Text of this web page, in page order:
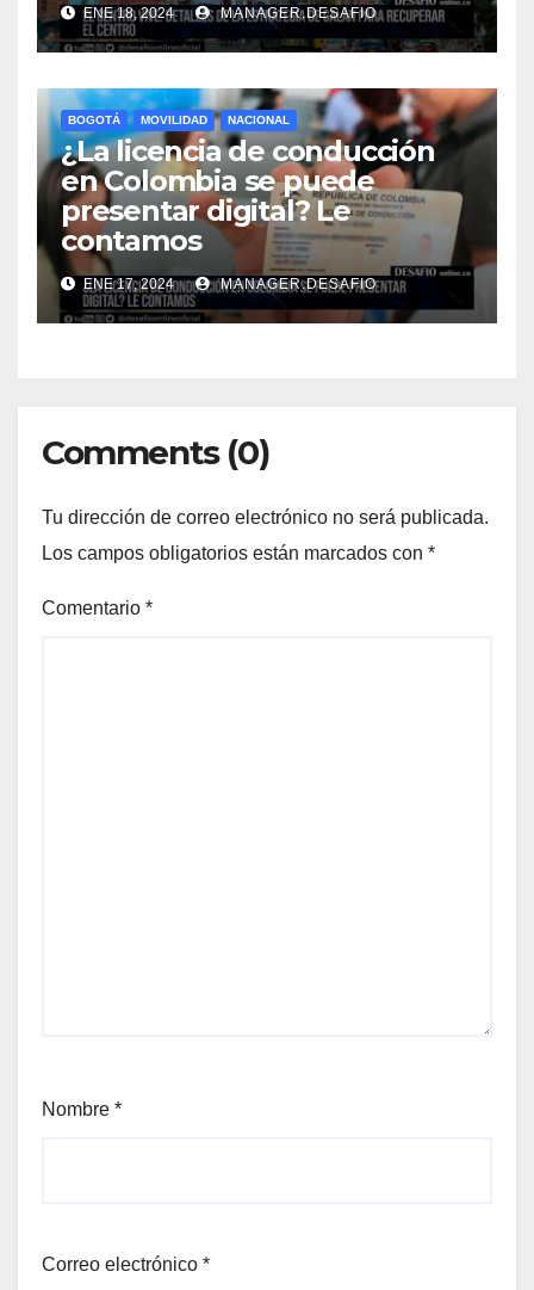
ENE 18, 2024 MANAGER.DESAFIO
BOGOTÁ MOVILIDAD NACIONAL
¿La licencia de conducción
en Colombia se puede
presentar digital? Le
contamos
ENE 17, 2024 MANAGER.DESAFIO
Comments (0)
Tu dirección de correo electrónico no será publicada.
Los campos obligatorios están marcados con *
Comentario *
Nombre *
Correo electrónico *